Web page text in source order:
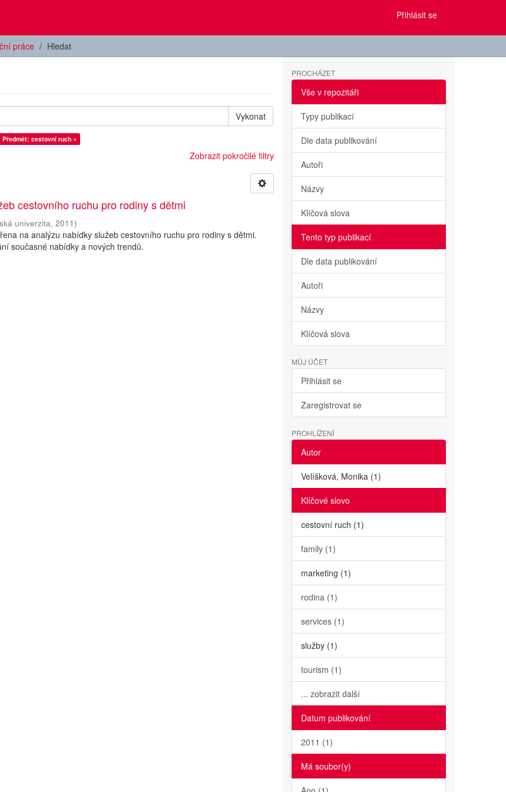
Přihlásit se
práce Hledat
Vykonat
Předmět: cestovní ruch ×
Zobrazit pokročilé filtry
cestovního ruchu pro rodiny s dětmi
univerzita,2011)
na analýzu nabídky služeb cestovního ruchu pro rodiny s dětmi.
současné nabídky a nových trendů.
PROCHÁZET
Vše v repozitáři
Typy publikací
Dle data publikování
Autoři
Názvy
Klíčová slova
Tento typ publikací
Dle data publikování
Autoři
Názvy
Klíčová slova
MŮJ ÚČET
Přihlásit se
Zaregistrovat se
PROHLÍŽENÍ
Autor
Velíšková, Monika (1)
Klíčové slovo
cestovní ruch (1)
family (1)
marketing (1)
rodina (1)
services (1)
služby (1)
tourism (1)
... zobrazit další
Datum publikování
2011 (1)
Má soubor(y)